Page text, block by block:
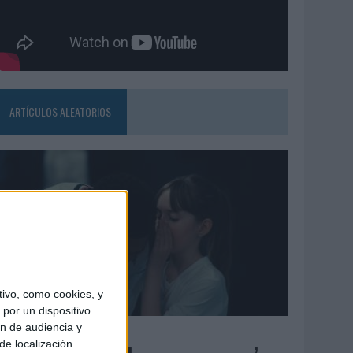
como cookies, y
un dispositivo
de audiencia y
localización
ARTÍCULOS ALEATORIOS
08/2026